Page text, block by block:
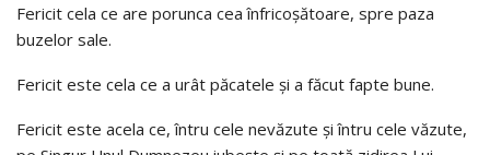
Fericit cela ce are porunca cea înfricoşătoare, spre paza
buzelor sale.
Fericit este cela ce a urât păcatele şi a făcut fapte bune.
Fericit este acela ce, întru cele nevăzute şi întru cele văzute,